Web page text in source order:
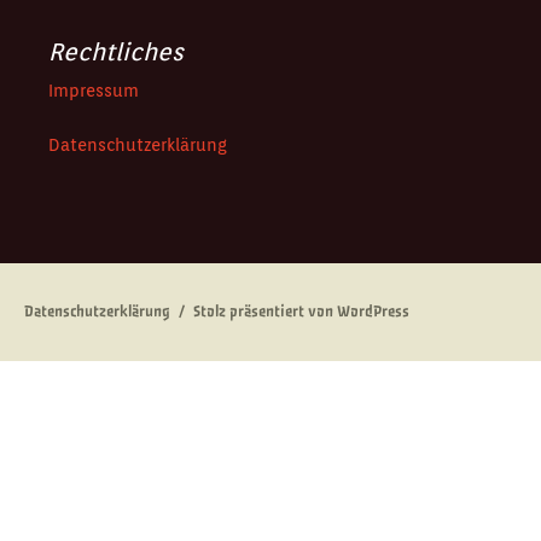
Rechtliches
Impressum
Datenschutzerklärung
Datenschutzerklärung Stolz präsentiert von WordPress